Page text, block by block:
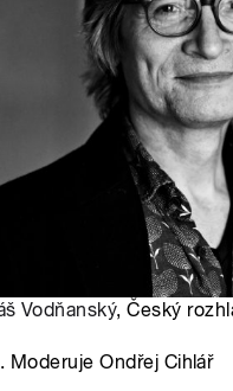
Vodňanský, Český
Moderuje Ondřej Cihlář